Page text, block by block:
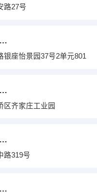
路27号
贸有限责任公司
银座怡景园37号2单元801
型建材有限公司
区齐家庄工业园
装饰工程有限公司
路319号
力资源有限公司